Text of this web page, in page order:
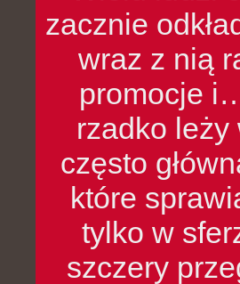
zacznie
wraz z nią
promocje
rzadko leży
często
które
tylko w
szczery